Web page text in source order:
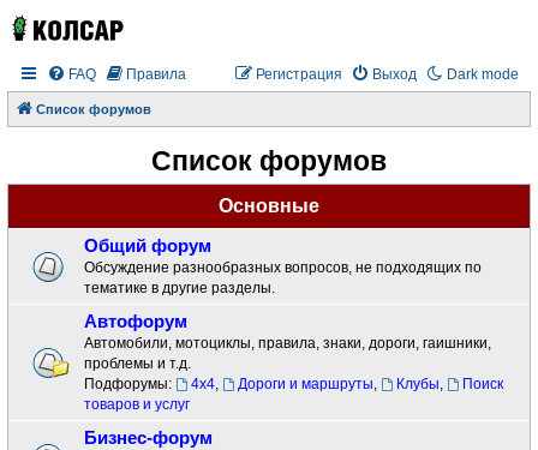
Dark mode
FAQ Правила Выход
Регистрация
Список форумов
Список форумов
Основные
Общий форум
Обсуждение разнообразных вопросов, не подходящих по
тематике в другие разделы.
Автофорум
Автомобили, мотоциклы, правила, знаки, дороги, гаишники,
проблемы и т.д.
Подфорумы:
4x4, Дороги и маршруты, Клубы,
Поиск
товаров и услуг
Бизнес-форум